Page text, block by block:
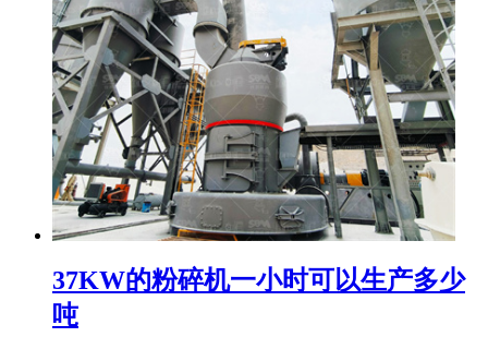
37KW的粉碎机一小时可以生产多少
吨